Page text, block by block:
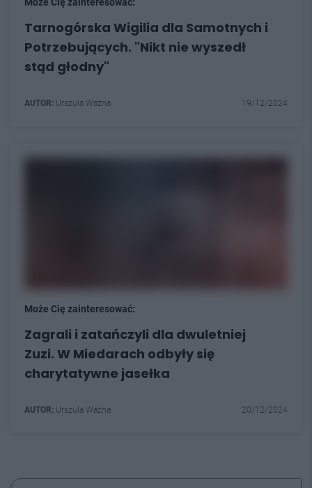
Tarnogórska Wigilia dla Samotnych i
Potrzebujących. "Nikt nie wyszedł
stąd głodny"
AUTOR: Urszula Ważna 19/12/2024
Może Cię zainteresować:
Zagrali i zatańczyli dla dwuletniej
Zuzi. W Miedarach odbyły się
charytatywne jasełka
AUTOR: Urszula Ważna 20/12/2024